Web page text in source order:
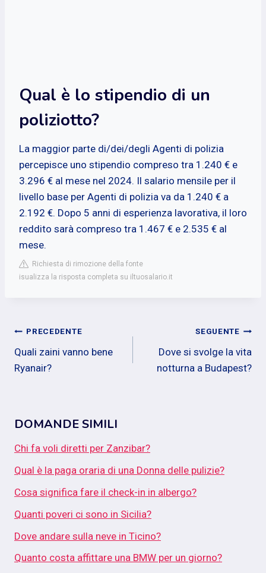
Qual è lo stipendio di un
poliziotto?
La maggior parte di/dei/degli Agenti di polizia
percepisce uno stipendio compreso tra 1.240 € e
3.296 € al mese nel 2024. Il salario mensile per il
livello base per Agenti di polizia va da 1.240 € a
2.192 €. Dopo 5 anni di esperienza lavorativa, il loro
reddito sarà compreso tra 1.467 € e 2.535 € al
mese.
Richiesta di rimozione della fonte
isualizza la risposta completa su iltuosalario.it
Navigazione
articoli
PRECEDENTE
Quali zaini vanno bene
Ryanair?
SEGUENTE
Dove si svolge la vita
notturna a Budapest?
DOMANDE SIMILI
Chi fa voli diretti per Zanzibar?
Qual è la paga oraria di una Donna delle pulizie?
Cosa significa fare il check-in in albergo?
Quanti poveri ci sono in Sicilia?
Dove andare sulla neve in Ticino?
Quanto costa affittare una BMW per un giorno?